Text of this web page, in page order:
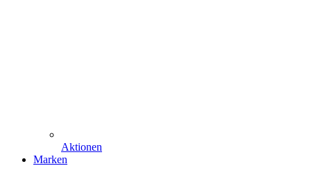
Aktionen
Marken